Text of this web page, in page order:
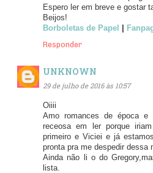
Espero ler em breve e gostar
Beijos!
Borboletas de Papel
Responder
UNKNOWN
29 de julho de 2016 às 10:57
Oiiii
Amo romances de época
receosa em ler porque
primeiro e Viciei e já
pronta pra me despedir dessa
Ainda não li o do
lista.